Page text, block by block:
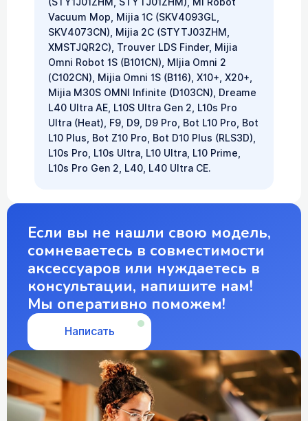
Vacuum Mop, Mijia 1C (SKV4093GL,
SKV4073CN), Mijia 2C (STYTJ03ZHM,
XMSTJQR2C), Trouver LDS Finder, Mijia
Omni Robot 1S (B101CN), MIjia Omni 2
(C102CN), Mijia Omni 1S (B116), X10+, X20+,
Mijia M30S OMNI Infinite (D103CN), Dreame
L40 Ultra AE, L10S Ultra Gen 2, L10s Pro
Ultra (Heat), F9, D9, D9 Pro, Bot L10 Pro, Bot
L10 Plus, Bot Z10 Pro, Bot D10 Plus (RLS3D),
L10s Pro, L10s Ultra, L10 Ultra, L10 Prime,
L10s Pro Gen 2, L40, L40 Ultra CE.
Если вы не нашли свою модель,
сомневаетесь в совместимости
аксессуаров или нуждаетесь в
консультации, напишите нам!
Мы оперативно поможем!
Написать